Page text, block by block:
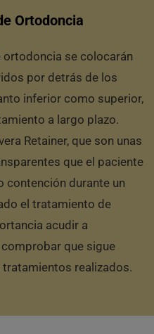
Ortodoncia
se colocarán
por detrás de los
inferior como superior,
a largo plazo.
Retainer, que son unas
que el paciente
contención durante un
el tratamiento de
acudir a
que sigue
realizados.